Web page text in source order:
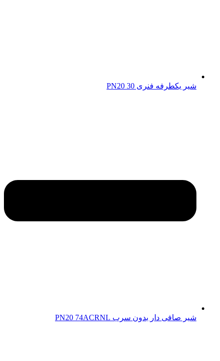
شیر یکطرفه فنری 30 PN20
شیر صافی دار بدون سرب PN20 74ACRNL